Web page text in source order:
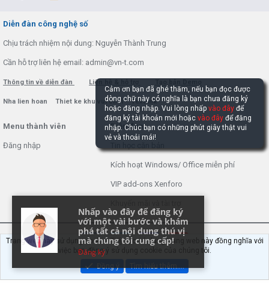
Diễn đàn công nghệ số
Chịu trách nhiệm nội dung: Nguyễn Thành Trung
Cần hỗ trợ liên hệ email: admin@vn-t.com
Thông tin về diễn đàn Liên hệ & hỗ trợ
Nha lien hoan Thiet ke khu vui choi Textlink
Menu thành viên
Đăng nhập
Diễn đàn
Kích hoạt Windows/ Office miễn phí
VIP add-ons Xenforo
Community platform by XenForo® © 2010-2022 XenForo Ltd.
Trang web này sử dụng cookie. Tiếp tục sử dụng trang web này đồng nghĩa với
việc bạn đồng ý sử dụng cookie của chúng tôi.
Đồng ý
Tìm hiểu thêm.…
Cảm ơn bạn đã ghé thăm, nếu bạn đọc được
dòng chữ này có nghĩa là bạn chưa đăng ký
hoặc đăng nhập. Vui lòng nhấpvào đây để
đăng ký tài khoản mới hoặcvào đây để đăng
nhập. Chúc bạn có những phút giây thật vui
vẻ và thoải mái!
Nhấp vào đây để đăng ký
với một vài bước và khám
phá tất cả nội dung thú vị
mà chúng tôi cung cấp!
Đăng ký